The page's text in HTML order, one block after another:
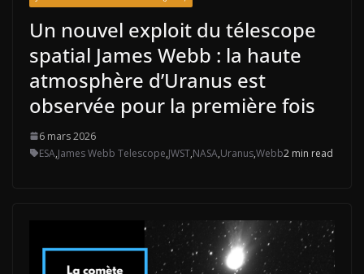
Un nouvel exploit du télescope
spatial James Webb : la haute
atmosphère d’Uranus est
observée pour la première fois
6 mars 2026
ESA,James Webb Telescope,JWST,NASA,Uranus,Webb2 min read